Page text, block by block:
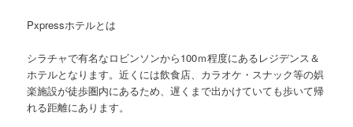
Pxpressホテルとは
シラチャで有名なロビンソンから100ｍ程度にあるレジデンス＆
ホテルとなります。近くには飲食店、カラオケ・スナック等の娯
楽施設が徒歩圏内にあるため、遅くまで出かけていても歩いて帰
れる距離にあります。